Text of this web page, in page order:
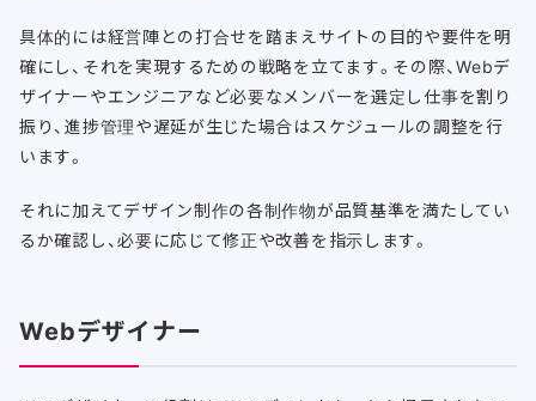
具体的には経営陣との打合せを踏まえサイトの目的や要件を明
確にし、それを実現するための戦略を立てます。その際、Webデ
ザイナーやエンジニアなど必要なメンバーを選定し仕事を割り
振り、進捗管理や遅延が生じた場合はスケジュールの調整を行
います。
それに加えてデザイン制作の各制作物が品質基準を満たしてい
るか確認し、必要に応じて修正や改善を指示します。
Webデザイナー